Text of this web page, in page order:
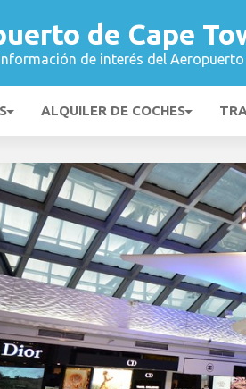
de Cape
de interés del Aeropuerto
ALQUILER DE COCHES